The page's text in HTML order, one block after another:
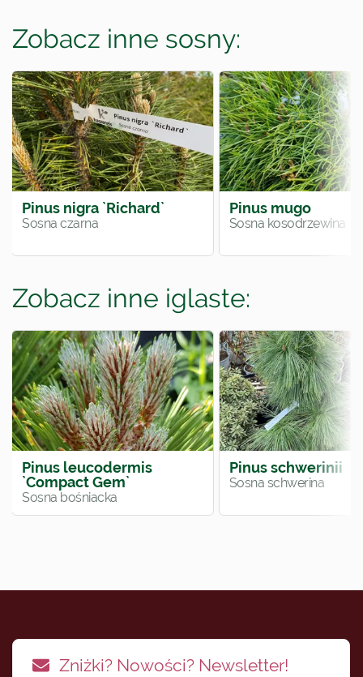
Zobacz inne sosny:
Pinus nigra `Richard`
Sosna czarna
Pinus mugo
Sosna kosodrzewina
Zobacz inne iglaste:
Pinus leucodermis
`Compact Gem`
Sosna bośniacka
Pinus schwerinii
Sosna schwerina
Zniżki? Nowości? Newsletter!